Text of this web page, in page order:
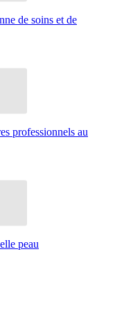
de soins et de
professionnels au
peau